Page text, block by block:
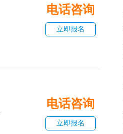
电话咨询
立即报名
电话咨询
立即报名